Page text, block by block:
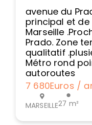
avenue du
principal et
Marseille
Prado. Zone
qualitatif
Métro rond
autoroutes
7 680Euros /
MARSEILLE27 m²